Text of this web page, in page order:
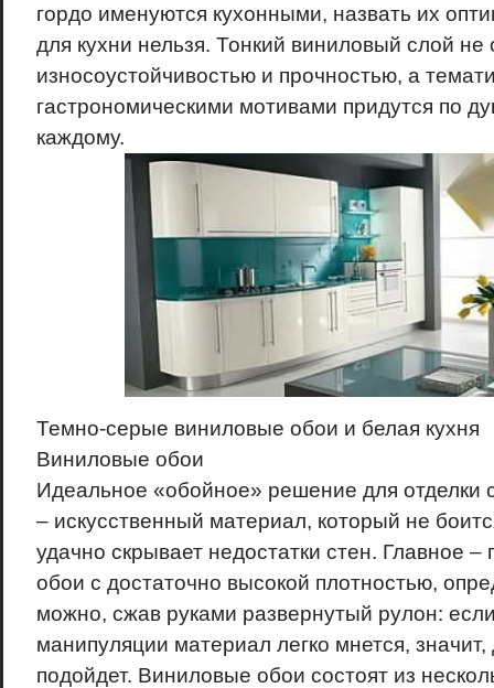
гордо именуются кухонными, назвать их
для кухни нельзя. Тонкий виниловый слой не
износоустойчивостью и прочностью, а
гастрономическими мотивами придутся по
каждому.
Темно-серые виниловые обои и белая кухня
Виниловые обои
Идеальное «обойное» решение для отделки
– искусственный материал, который не
удачно скрывает недостатки стен. Главное
обои с достаточно высокой плотностью,
можно, сжав руками развернутый рулон:
манипуляции материал легко мнется, значит,
подойдет. Виниловые обои состоят из